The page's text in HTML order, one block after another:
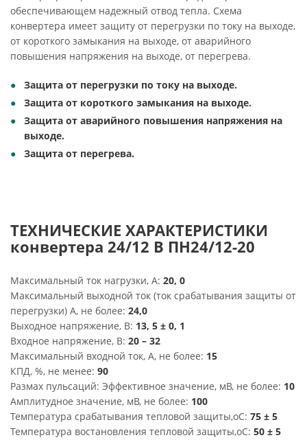
обеспечивающем надежный отвод тепла. Схема
конвертера имеет защиту от перегрузки по току на выходе,
от короткого замыкания на выходе, от аварийного
повышения напряжения на выходе, от перегрева.
Защита от перегрузки по току на выходе.
Защита от короткого замыкания на выходе.
Защита от аварийного повышения напряжения на
выходе.
Защита от перегрева.
ТЕХНИЧЕСКИЕ ХАРАКТЕРИСТИКИ
конвертера 24/12 B ПН24/12-20
Максимальный ток нагрузки, А: 20, 0
Максимальный выходной ток (ток срабатывания защиты от
перегрузки) А, не более: 24,0
Выходное напряжение, В: 13, 5 ± 0, 1
Входное напряжение, В: 20 – 32
Максимальный входной ток, А, не более: 15
КПД, %, не менее: 90
Размах пульсаций: Эффективное значение, мВ, не более: 10
Амплитудное значение, мВ, не более: 100
Температура срабатывания тепловой защиты,oC: 75 ± 5
Температура востановления тепловой защиты,oC: 50 ± 5